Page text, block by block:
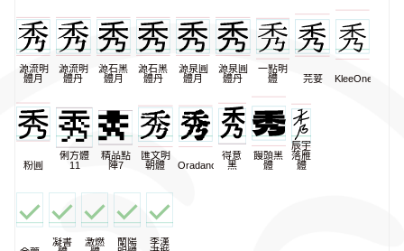
源流明
體月
源流明
體丹
源石黑
體月
源石黑
體丹
源泉圓
體月
源泉圓
體丹
一點明
體
芫荽 KleeOne
粉圓
俐方體
11
精品點
陣7
匯文明
朝體
Oradano
得意
黑
饅頭黑
體
辰宇
落雁
體
凝書
激燃
蘭陽
李漢